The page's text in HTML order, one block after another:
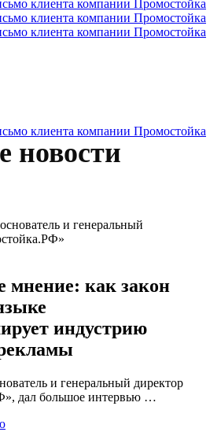
новости
мнение: как закон
индустрию
и генеральный директор
дал большое интервью …